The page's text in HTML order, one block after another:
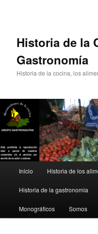
Historia de la
Gastronomía
Historia de la cocina, los
principal
Inicio Historia de los
Historia de la gastronomia
Monográficos Somos